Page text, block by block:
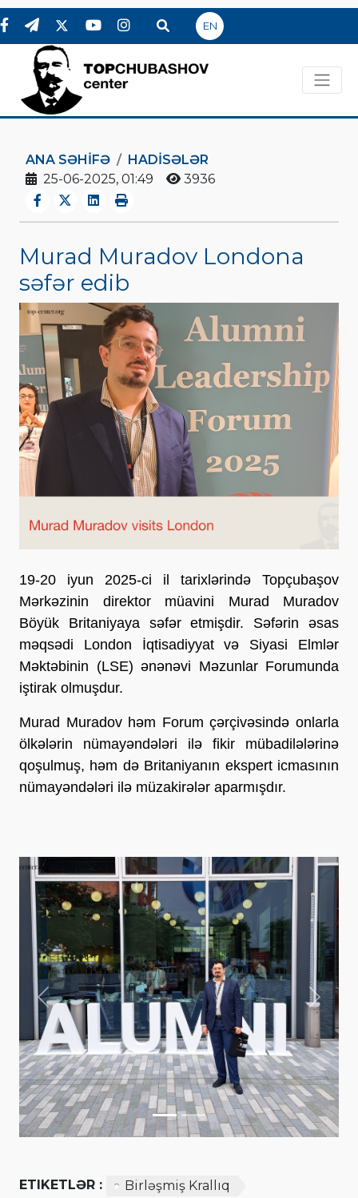
EN
ANA SƏHIFƏ
HADİSƏLƏR
25-06-2025, 01:49
3936
Murad Muradov Londona
səfər edib
19-20 iyun 2025-ci il tarixlərində Topçubaşov
Mərkəzinin direktor müavini Murad Muradov
Böyük Britaniyaya səfər etmişdir. Səfərin əsas
məqsədi London İqtisadiyyat və Siyasi Elmlər
Məktəbinin (LSE) ənənəvi Məzunlar Forumunda
iştirak olmuşdur.
Murad Muradov həm Forum çərçivəsində onlarla
ölkələrin nümayəndələri ilə fikir mübadilələrinə
qoşulmuş, həm də Britaniyanın ekspert icmasının
nümayəndələri ilə müzakirələr aparmışdır.
Previous Next
ETIKETLƏR :
Birləşmiş Krallıq